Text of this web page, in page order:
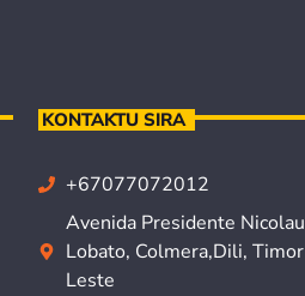
KONTAKTU SIRA
+67077072012
Avenida Presidente Nicolau
Lobato, Colmera,Dili, Timor
Leste